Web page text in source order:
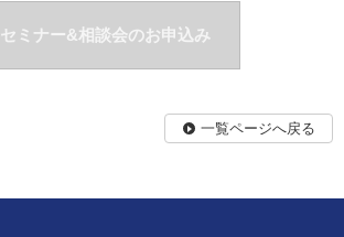
セミナー&相談会のお申込み
一覧ページへ戻る